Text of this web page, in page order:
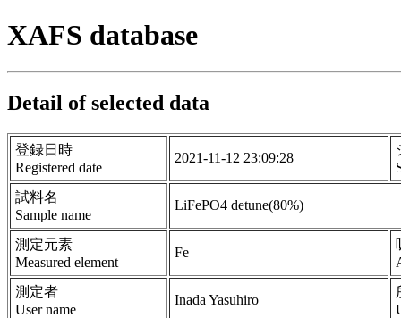
XAFS database
Detail of selected data
登録日時
Registered date
2021-11-12 23:09:28
試料名
Sample name
LiFePO4 detune(80%)
測定元素
Measured element
Fe
測定者
User name
Inada Yasuhiro